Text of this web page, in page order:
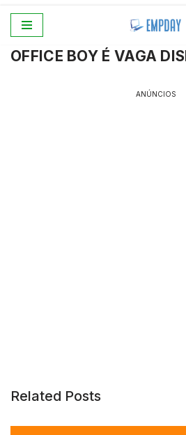
para
OFFICE BOY É VAGA
ANÚNCIOS
Related Posts